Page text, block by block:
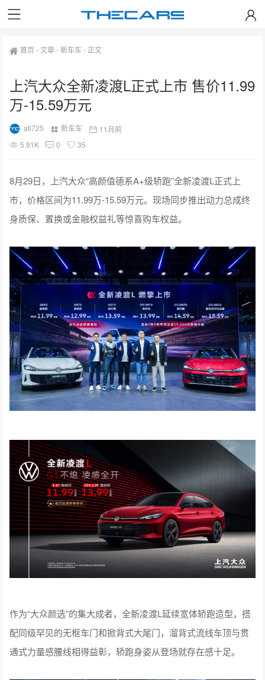
首页 -文章-新车车- 正文
上汽大众全新凌渡L正式上市 售价11.99
万-15.59万元
ati725 新车车
11月前
5.91K
0 35
8月29日，上汽大众“高颜值德系A+级轿跑”全新凌渡L正式上
市，价格区间为11.99万-15.59万元。现场同步推出动力总成终
身质保、置换或金融权益礼等惊喜购车权益。
作为“大众颜选”的集大成者，全新凌渡L延续宽体轿跑造型，搭
配同级罕见的无框车门和掀背式大尾门，溜背式流线车顶与贯
通式力量感腰线相得益彰，轿跑身姿从登场就存在感十足。